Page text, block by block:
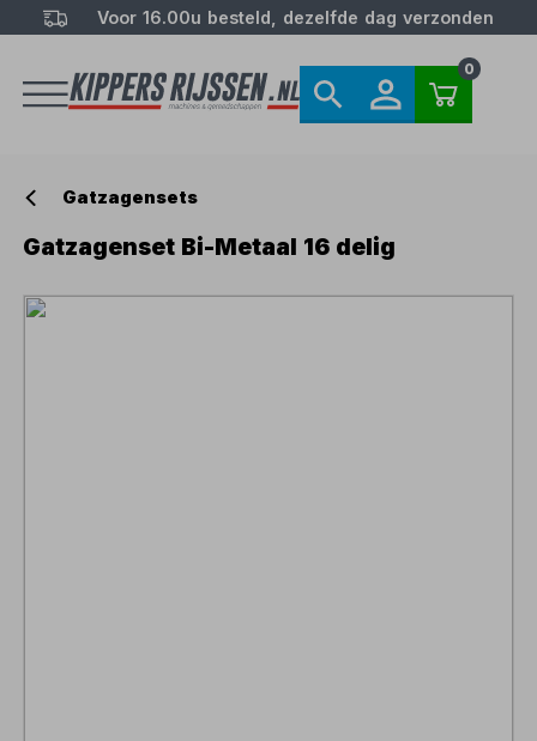
Voor 16.00u besteld, dezelfde dag verzonden
0
Gatzagensets
Gatzagenset Bi-Metaal 16 delig